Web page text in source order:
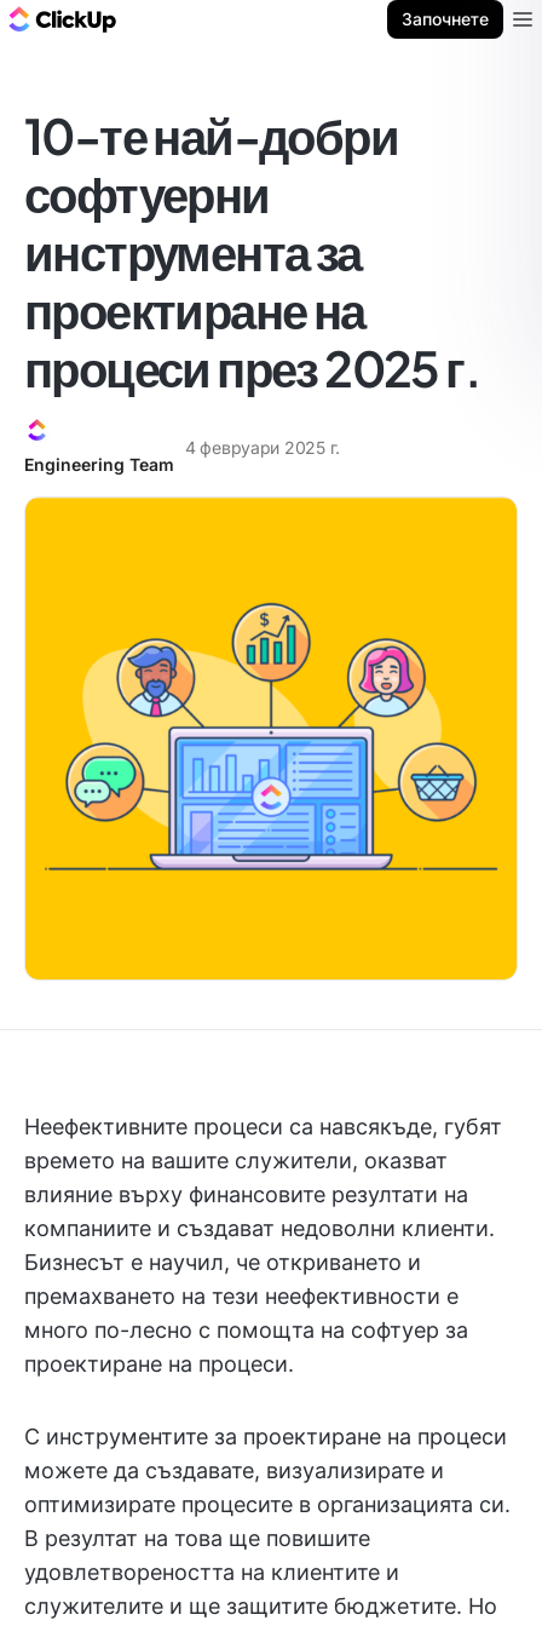
Започнете
10-те най-добри
софтуерни
инструмента за
проектиране на
процеси през 2025 г.
Engineering Team
4 февруари 2025 г.
Неефективните процеси са навсякъде, губят
времето на вашите служители, оказват
влияние върху финансовите резултати на
компаниите и създават недоволни клиенти.
Бизнесът е научил, че откриването и
премахването на тези неефективности е
много по-лесно с помощта на софтуер за
проектиране на процеси.
С инструментите за проектиране на процеси
можете да създавате, визуализирате и
оптимизирате процесите в организацията си.
В резултат на това ще повишите
удовлетвореността на клиентите и
служителите и ще защитите бюджетите. Но